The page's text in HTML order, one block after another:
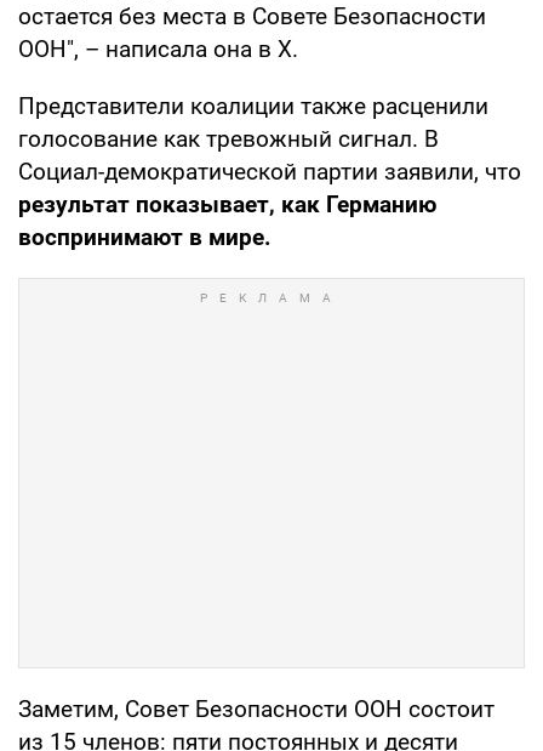
остается без места в Совете Безопасности
ООН", – написала она в X.
Представители коалиции также расценили
голосование как тревожный сигнал. В
Социал-демократической партии заявили, что
результат показывает, как Германию
воспринимают в мире.
Заметим, Совет Безопасности ООН состоит
из 15 членов: пяти постоянных и десяти